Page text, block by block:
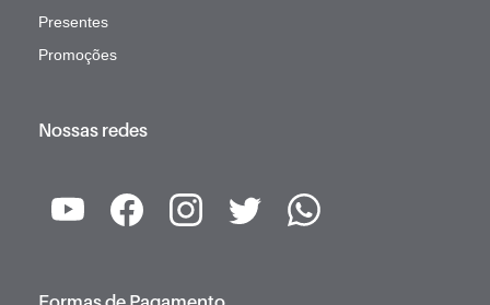
Presentes
Promoções
Nossas redes